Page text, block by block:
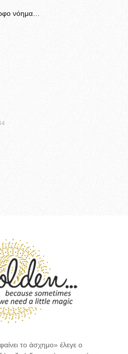
νόημα…
το άσχημο» έλεγε ο